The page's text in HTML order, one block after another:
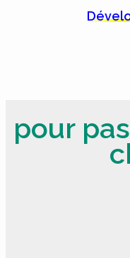
pour